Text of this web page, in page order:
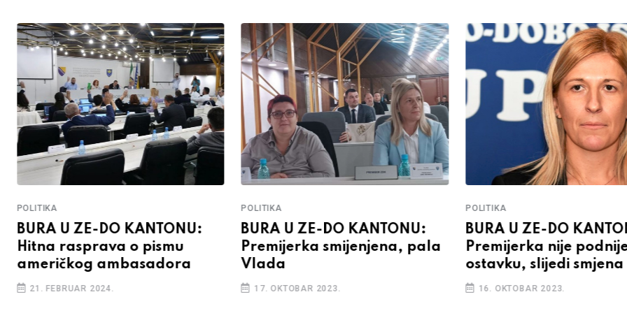
POLITIKA
BURA U ZE-DO KANTONU:
Hitna rasprava o pismu
američkog ambasadora
21. FEBRUAR 2024.
POLITIKA
BURA U ZE-DO KANTONU:
Premijerka smijenjena, pala
Vlada
17. OKTOBAR 2023.
POLITIKA
BURA U ZE-DO
Premijerka nije
ostavku, slijedi smjena
16. OKTOBAR 2023.